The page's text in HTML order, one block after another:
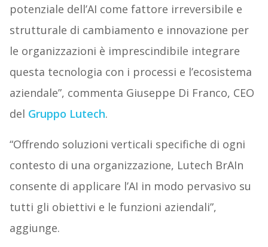
potenziale dell’AI come fattore irreversibile e
strutturale di cambiamento e innovazione per
le organizzazioni è imprescindibile integrare
questa tecnologia con i processi e l’ecosistema
aziendale”, commenta Giuseppe Di Franco, CEO
del Gruppo Lutech.
“Offrendo soluzioni verticali specifiche di ogni
contesto di una organizzazione, Lutech BrAIn
consente di applicare l’AI in modo pervasivo su
tutti gli obiettivi e le funzioni aziendali”,
aggiunge.